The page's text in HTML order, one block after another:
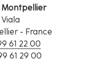
Montpellier
- France
61 22 00
61 29 00